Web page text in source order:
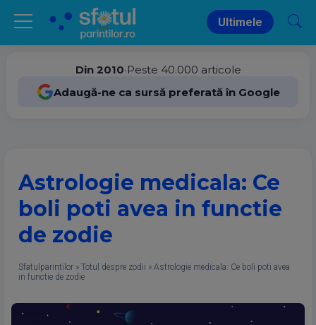
Ultimele
Din 2010•Peste 40.000 articole
Adaugă-ne ca sursă preferată în Google
Astrologie medicala: Ce
boli poti avea in functie
de zodie
Sfatulparintilor » Totul despre zodii » Astrologie medicala: Ce boli poti avea
in functie de zodie